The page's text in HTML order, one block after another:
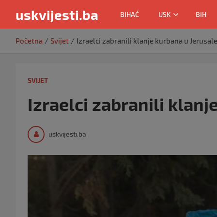
uskvijesti.ba BIHAĆ USK BIH
Početna Svijet Izraelci zabranili klanje kurbana u
SVIJET
Izraelci zabranili
uskvijesti.ba